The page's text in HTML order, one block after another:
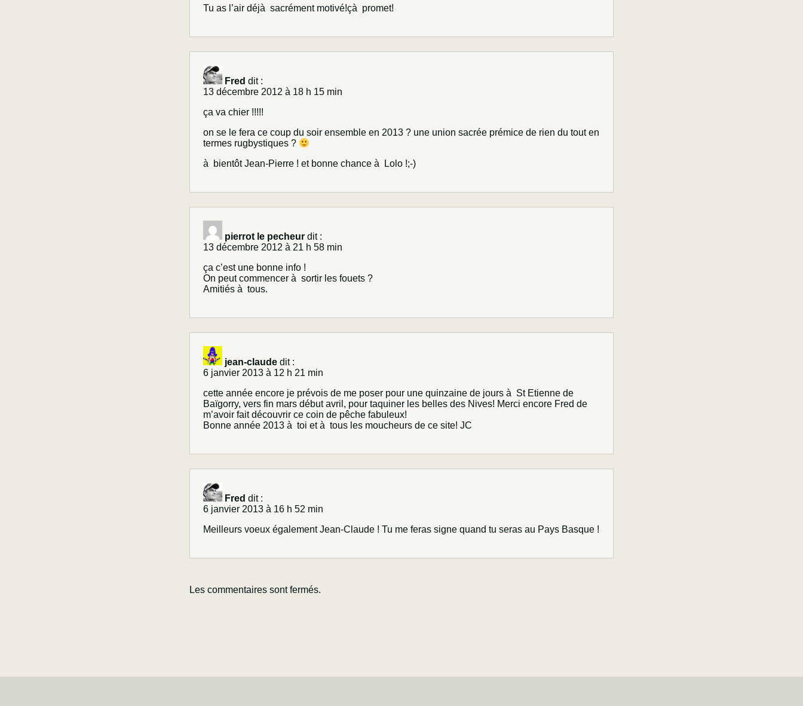
Tu as l’air déjà sacrément motivé!çà promet!
Fred dit :
13 décembre 2012 à 18 h 15 min
ça va chier !!!!!
on se le fera ce coup du soir ensemble en 2013 ? une union sacrée prémice de rien du tout en
termes rugbystiques ?
à bientôt Jean-Pierre ! et bonne chance à Lolo !;-)
pierrot le pecheur dit :
13 décembre 2012 à 21 h 58 min
ça c’est une bonne info !
On peut commencer à sortir les fouets ?
Amitiés à tous.
jean-claude dit :
6 janvier 2013 à 12 h 21 min
cette année encore je prévois de me poser pour une quinzaine de jours à St Etienne de
Baïgorry, vers fin mars début avril, pour taquiner les belles des Nives! Merci encore Fred de
m’avoir fait découvrir ce coin de pêche fabuleux!
Bonne année 2013 à toi et à tous les moucheurs de ce site! JC
Fred dit :
6 janvier 2013 à 16 h 52 min
Meilleurs voeux également Jean-Claude ! Tu me feras signe quand tu seras au Pays Basque !
Les commentaires sont fermés.